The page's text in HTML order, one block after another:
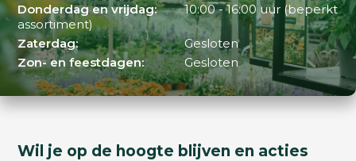
Donderdag en vrijdag:
10:00 - 16:00 uur (beperkt
assortiment)
Zaterdag:
Gesloten
Zon- en feestdagen:
Gesloten
Wil je op de hoogte blijven en acties